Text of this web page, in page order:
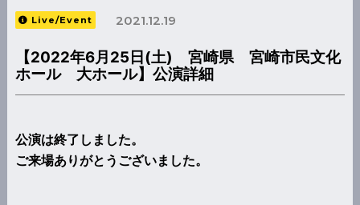
Live/Event 2021.12.19
【2022年6月25日(土) 宮崎県 宮崎市民文化
ホール 大ホール】公演詳細
公演は終了しました。
ご来場ありがとうございました。